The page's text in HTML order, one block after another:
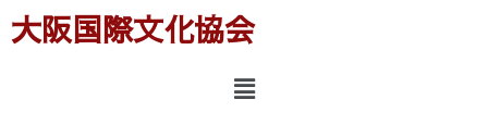
大阪国際文化協会